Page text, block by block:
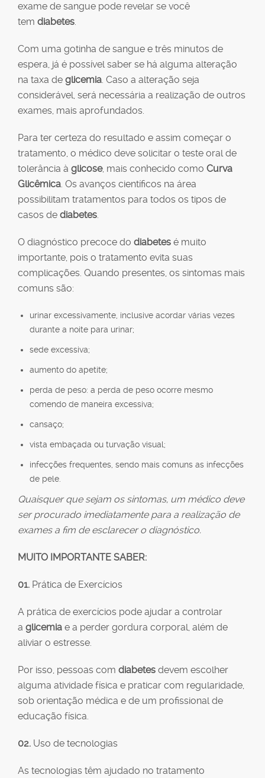
exame de sangue pode revelar se você
tem diabetes.
Com uma gotinha de sangue e três minutos de
espera, já é possível saber se há alguma alteração
na taxa de glicemia. Caso a alteração seja
considerável, será necessária a realização de outros
exames, mais aprofundados.
Para ter certeza do resultado e assim começar o
tratamento, o médico deve solicitar o teste oral de
tolerância à glicose, mais conhecido como Curva
Glicêmica. Os avanços científicos na área
possibilitam tratamentos para todos os tipos de
casos de diabetes.
O diagnóstico precoce do diabetes é muito
importante, pois o tratamento evita suas
complicações. Quando presentes, os sintomas mais
comuns são:
urinar excessivamente, inclusive acordar várias vezes
durante a noite para urinar;
sede excessiva;
aumento do apetite;
perda de peso: a perda de peso ocorre mesmo
comendo de maneira excessiva;
cansaço;
vista embaçada ou turvação visual;
infecções frequentes, sendo mais comuns as infecções
de pele.
Quaisquer que sejam os sintomas, um médico deve
ser procurado imediatamente para a realização de
exames a fim de esclarecer o diagnóstico.
MUITO IMPORTANTE SABER:
01. Prática de Exercícios
A prática de exercícios pode ajudar a controlar
a glicemia e a perder gordura corporal, além de
aliviar o estresse.
Por isso, pessoas com diabetes devem escolher
alguma atividade física e praticar com regularidade,
sob orientação médica e de um profissional de
educação física.
02. Uso de tecnologias
As tecnologias têm ajudado no tratamento